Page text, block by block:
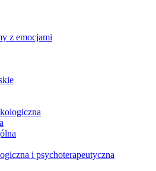
z emocjami
i psychoterapeutyczna